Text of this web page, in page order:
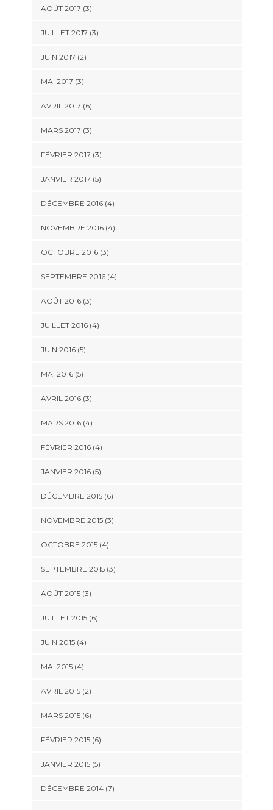
AOÛT 2017 (3)
JUILLET 2017 (3)
JUIN 2017 (2)
MAI 2017 (3)
AVRIL 2017 (6)
MARS 2017 (3)
FÉVRIER 2017 (3)
JANVIER 2017 (5)
DÉCEMBRE 2016(4)
NOVEMBRE 2016(4)
OCTOBRE 2016(3)
SEPTEMBRE 2016(4)
AOÛT 2016(3)
JUILLET 2016(4)
JUIN 2016(5)
MAI 2016(5)
AVRIL 2016(3)
MARS 2016(4)
FÉVRIER 2016(4)
JANVIER 2016(5)
DÉCEMBRE 2015(6)
NOVEMBRE 2015(3)
OCTOBRE 2015(4)
SEPTEMBRE 2015(3)
AOÛT 2015(3)
JUILLET 2015(6)
JUIN 2015(4)
MAI 2015(4)
AVRIL 2015(2)
MARS 2015(6)
FÉVRIER 2015(6)
JANVIER 2015(5)
DÉCEMBRE 2014(7)